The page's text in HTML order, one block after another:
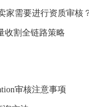
家需要进行资质审核？
收割全链路策略
审核注意事项